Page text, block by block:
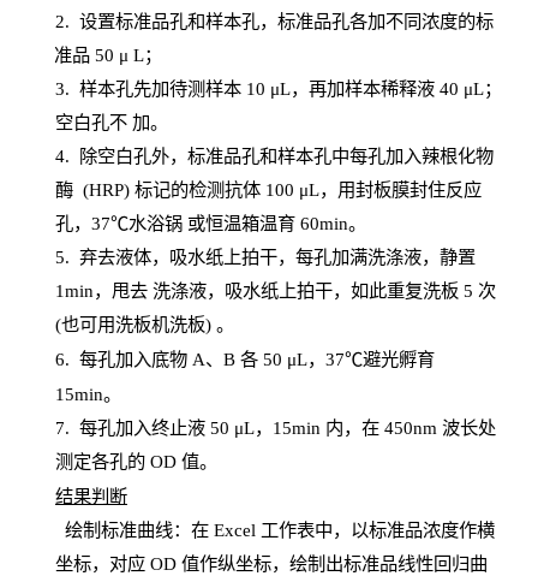
2. 设置标准品孔和样本孔，标准品孔各加不同浓度的标
准品 50 μ L；
3. 样本孔先加待测样本 10 μL，再加样本稀释液 40 μL；
空白孔不 加。
4.
除空白孔外，标准品孔和样本孔中每孔加入辣根化物
酶 (HRP) 标记的检测抗体 100 μL，用封板膜封住反应
孔， 37℃水浴锅 或恒温箱温育60min。
5. 弃去液体，吸水纸上拍干，每孔加满洗涤液，静置
1min，甩去 洗涤液，吸水纸上拍干，如此重复洗板 5 次
(也可用洗板机洗板) 。
6. 每孔加入底物A、B 各 50 μL，37℃避光孵育
15min。
7. 每孔加入终止液 50 μL， 15min 内，在450nm 波长处
测定各孔的 OD 值。
结果判断
绘制标准曲线：在 Excel 工作表中，以标准品浓度作横
坐标，对应OD 值作纵坐标，绘制出标准品线性回归曲